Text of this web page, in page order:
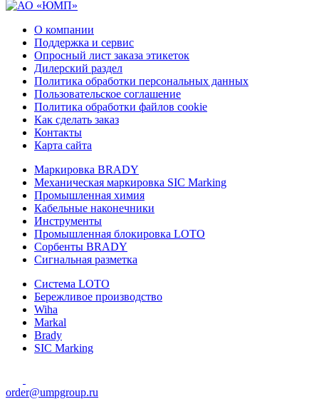
О компании
Поддержка и сервис
Опросный лист заказа этикеток
Дилерский раздел
Политика обработки персональных данных
Пользовательское соглашение
Политика обработки файлов cookie
Как сделать заказ
Контакты
Карта сайта
Маркировка BRADY
Механическая маркировка SIC Marking
Промышленная химия
Кабельные наконечники
Инструменты
Промышленная блокировка LOTO
Сорбенты BRADY
Сигнальная разметка
Система LOTO
Бережливое производство
Wiha
Markal
Brady
SIC Marking
order@umpgroup.ru